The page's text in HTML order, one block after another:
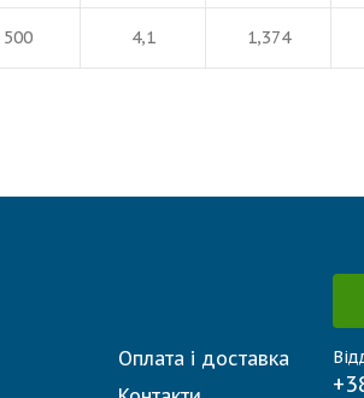
500 4,1 1,374
Оплата і доставка